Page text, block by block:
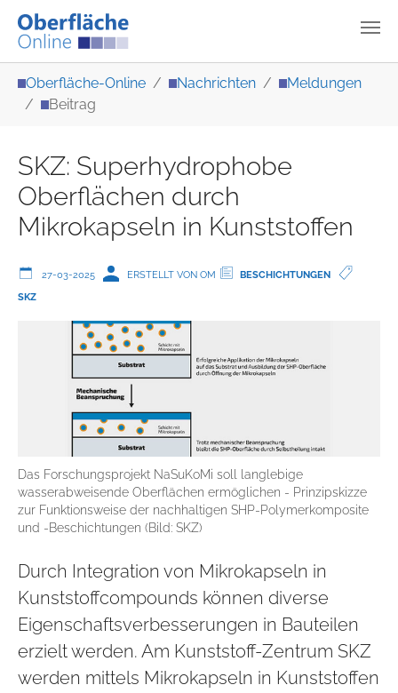
Oberfläche-Online Nachrichten
Meldungen
Beitrag
SKZ: Superhydrophobe
Oberflächen durch
Mikrokapseln in Kunststoffen
27-03-2025 ERSTELLT VON OM
BESCHICHTUNGEN
SKZ
Das Forschungsprojekt NaSuKoMi soll langlebige
wasserabweisende Oberflächen ermöglichen - Prinzipskizze
zur Funktionsweise der nachhaltigen SHP-Polymerkomposite
und -Beschichtungen (Bild: SKZ)
Durch Integration von Mikrokapseln in
Kunststoffcompounds können diverse
Eigenschaftsverbesserungen in Bauteilen
erzielt werden. Am Kunststoff-Zentrum SKZ
werden mittels Mikrokapseln in Kunststoffen